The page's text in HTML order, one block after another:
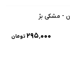
- مشکی بژ
۲۹۵٬۰۰۰ تومان